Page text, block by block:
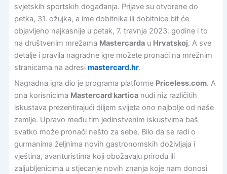
svjetskih sportskih događanja. Prijave su otvorene do
petka, 31. ožujka, a ime dobitnika ili dobitnice bit će
objavljeno najkasnije u petak, 7. travnja 2023. godine i to
na društvenim mrežama Mastercardau Hrvatskoj. A sve
detalje i pravila nagradne igre možete pronaći na mrežnim
stranicama na adresi mastercard.hr.
Nagradna igra dio je programa platforme Priceless.com. A
ona korisnicima Mastercard karticanudi niz različitih
iskustava prezentirajući diljem svijeta ono najbolje od naše
zemlje. Upravo među tim jedinstvenim iskustvima baš
svatko može pronaći nešto za sebe. Bilo da se radi o
gurmanima željnima novih gastronomskih doživljaja i
vještina, avanturistima koji obožavaju prirodu ili
zaljubljenicima u stjecanje novih znanja koje nam donosi